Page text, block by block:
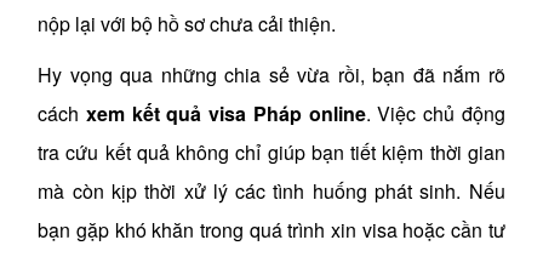
nộp lại với bộ hồ sơ chưa cải thiện.
Hy vọng qua những chia sẻ vừa rồi, bạn đã nắm rõ
cách xem kết quả visa Pháp online. Việc chủ động
tra cứu kết quả không chỉ giúp bạn tiết kiệm thời gian
mà còn kịp thời xử lý các tình huống phát sinh. Nếu
bạn gặp khó khăn trong quá trình xin visa hoặc cần tư